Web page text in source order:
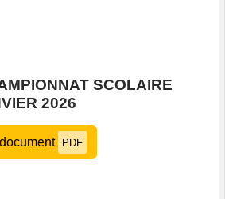
SCOLAIRE
2026
PDF